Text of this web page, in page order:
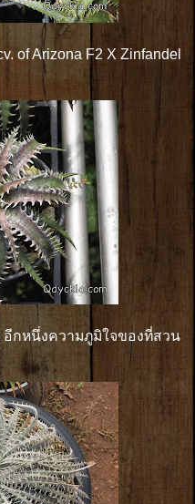
of Arizona F2 X Zinfandel
อีกหนึ่งความภูมิใจของที่สวน